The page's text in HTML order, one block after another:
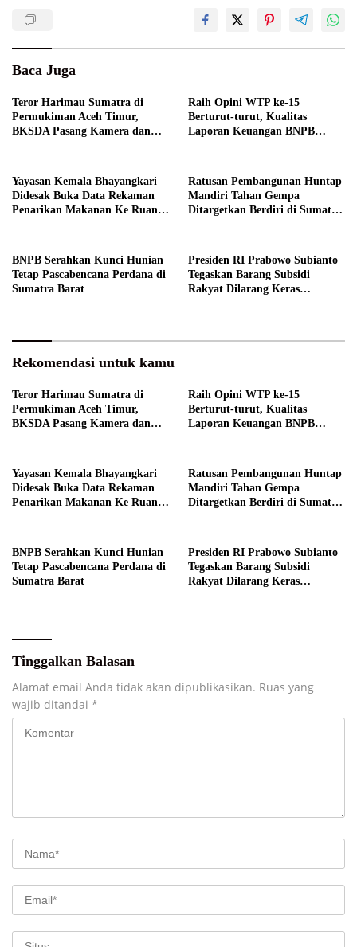
Baca Juga
Teror Harimau Sumatra di
Permukiman Aceh Timur,
BKSDA Pasang Kamera dan
Raih Opini WTP ke-15
Berturut-turut, Kualitas
Laporan Keuangan BNPB
Yayasan Kemala Bhayangkari
Didesak Buka Data Rekaman
Penarikan Makanan Ke Ruang
Ratusan Pembangunan Huntap
Mandiri Tahan Gempa
Ditargetkan Berdiri di Sumatra
BNPB Serahkan Kunci Hunian
Tetap Pascabencana Perdana di
Sumatra Barat
Presiden RI Prabowo Subianto
Tegaskan Barang Subsidi
Rakyat Dilarang Keras
Rekomendasi untuk kamu
Teror Harimau Sumatra di
Permukiman Aceh Timur,
BKSDA Pasang Kamera dan
Raih Opini WTP ke-15
Berturut-turut, Kualitas
Laporan Keuangan BNPB
Yayasan Kemala Bhayangkari
Didesak Buka Data Rekaman
Penarikan Makanan Ke Ruang
Ratusan Pembangunan Huntap
Mandiri Tahan Gempa
Ditargetkan Berdiri di Sumatra
BNPB Serahkan Kunci Hunian
Tetap Pascabencana Perdana di
Sumatra Barat
Presiden RI Prabowo Subianto
Tegaskan Barang Subsidi
Rakyat Dilarang Keras
Tinggalkan Balasan
Alamat email Anda tidak akan dipublikasikan. Ruas yang
wajib ditandai *